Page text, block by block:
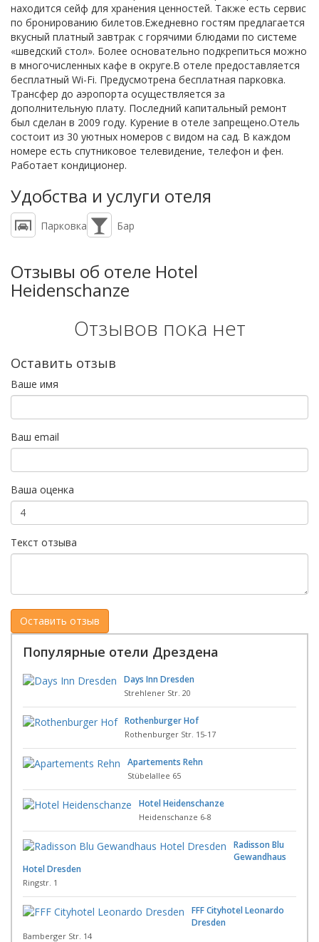
находится сейф для хранения ценностей. Также есть сервис
по бронированию билетов.Ежедневно гостям предлагается
вкусный платный завтрак с горячими блюдами по системе
«шведский стол». Более основательно подкрепиться можно
в многочисленных кафе в округе.В отеле предоставляется
бесплатный Wi-Fi. Предусмотрена бесплатная парковка.
Трансфер до аэропорта осуществляется за
дополнительную плату. Последний капитальный ремонт
был сделан в 2009 году. Курение в отеле запрещено.Отель
состоит из 30 уютных номеров с видом на сад. В каждом
номере есть спутниковое телевидение, телефон и фен.
Работает кондиционер.
Удобства и услуги отеля
Парковка Бар
Отзывы об отеле Hotel
Heidenschanze
Отзывов пока нет
Оставить отзыв
Ваше имя
Ваш email
Ваша оценка
Текст отзыва
Популярные отели Дрездена
Days Inn Dresden
Strehlener Str. 20
Rothenburger Hof
Rothenburger Str. 15-17
Apartements Rehn
Stübelallee 65
Hotel Heidenschanze
Heidenschanze 6-8
Radisson Blu
Gewandhaus
Hotel Dresden
Ringstr. 1
FFF Cityhotel Leonardo
Dresden
Bamberger Str. 14